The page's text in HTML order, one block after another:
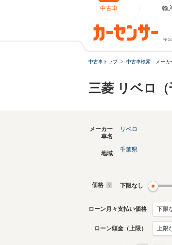
中古車 輸
中古車トップ 中古車検索：メーカ
三菱 リベロ
メーカー
車名
リベロ
地域
千葉県
価格 下限なし
ローン月々支払い価格
ローン頭金（上限）